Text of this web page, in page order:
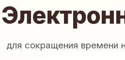
для сокращения времени